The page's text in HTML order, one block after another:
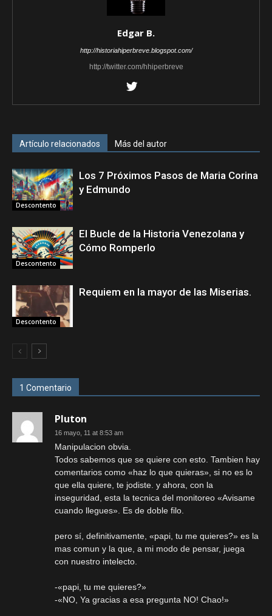
Edgar B.
http://historiahiperbreve.blogspot.com/
http://twitter.com/hhiperbreve
Artículo relacionados Más del autor
Descontento
Los 7 Próximos Pasos de Maria Corina
y Edmundo
Descontento
El Bucle de la Historia Venezolana y
Cómo Romperlo
Descontento
Requiem en la mayor de las Miserias.
1 Comentario
Pluton
16 mayo, 11 at 8:53 am
Manipulacion obvia.
Todos sabemos que se quiere con esto. Tambien hay
comentarios como «haz lo que quieras», si no es lo
que ella quiere, te jodiste. y ahora, con la
inseguridad, esta la tecnica del monitoreo «Avisame
cuando llegues». Es de doble filo.
pero sí, definitivamente, «papi, tu me quieres?» es la
mas comun y la que, a mi modo de pensar, juega
con nuestro intelecto.
-«papi, tu me quieres?»
-«NO, Ya gracias a esa pregunta NO! Chao!»